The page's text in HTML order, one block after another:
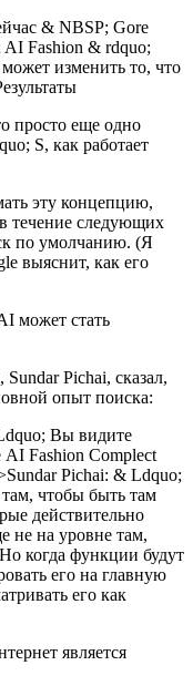
& NBSP; Gore
Fashion & rdquo;
изменить то, что
просто еще одно
S, как работает
эту концепцию,
течение следующих
по умолчанию. (Я
выяснит, как его
может стать
Pichai, сказал,
опыт поиска:
Вы видите
Fashion Complect
Pichai: & Ldquo;
чтобы быть там
действительно
не на уровне там,
когда функции будут
его на главную
его как
является